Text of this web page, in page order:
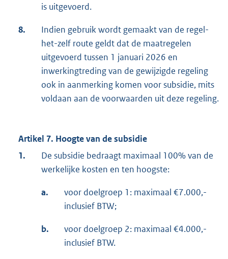
is uitgevoerd.
8.
Indien gebruik wordt gemaakt van de regel-
het-zelf route geldt dat de maatregelen
uitgevoerd tussen 1 januari 2026 en
inwerkingtreding van de gewijzigde regeling
ook in aanmerking komen voor subsidie, mits
voldaan aan de voorwaarden uit deze regeling.
Artikel 7. Hoogte van de subsidie
1.
De subsidie bedraagt maximaal 100% van de
werkelijke kosten en ten hoogste:
a.
voor doelgroep 1: maximaal €7.000,-
inclusief BTW;
b.
voor doelgroep 2: maximaal €4.000,-
inclusief BTW.